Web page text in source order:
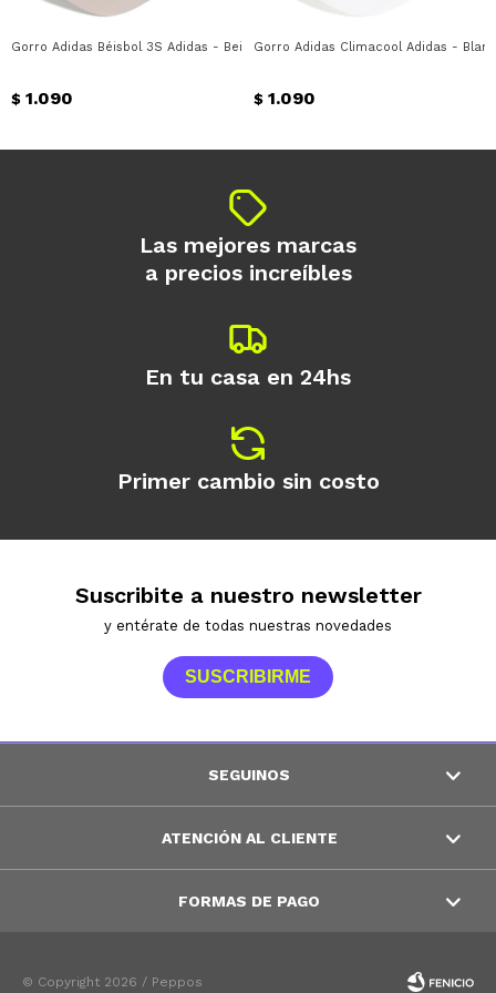
Gorro Adidas Béisbol 3S Adidas - Beige - Blanco
$ 1.090
Gorro Adidas Climacool Adidas -
$ 1.090
Las mejores marcas
a precios increíbles
En tu casa en 24hs
Primer cambio sin costo
Suscribite a nuestro newsletter
y entérate de todas nuestras novedades
SUSCRIBIRME
SEGUINOS
ATENCIÓN AL CLIENTE
FORMAS DE PAGO
© Copyright 2026 / Peppos